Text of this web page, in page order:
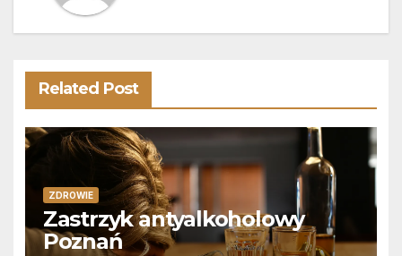
Related Post
ZDROWIE
Zastrzyk antyalkoholowy
Poznań